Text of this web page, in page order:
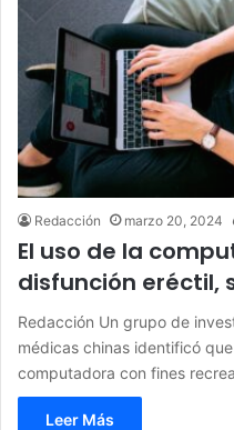
Redacción marzo 20, 2024
El uso de la
disfunción eréctil,
Redacción Un grupo de
médicas chinas identificó
computadora con fines
Leer Más